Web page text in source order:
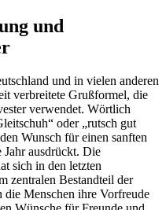
und
und in vielen anderen
verbreitete Grußformel, die
verwendet. Wörtlich
oder „rutsch gut
Wunsch für einen sanften
Jahr ausdrückt. Die
sich in den letzten
zentralen Bestandteil der
die Menschen ihre Vorfreude